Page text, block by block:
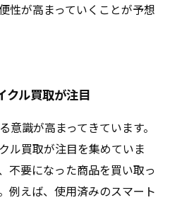
性が高まっていくことが予想
クル買取が注目
識が高まってきています。
ル買取が注目を集めていま
不要になった商品を買い取っ
例えば、使用済みのスマート